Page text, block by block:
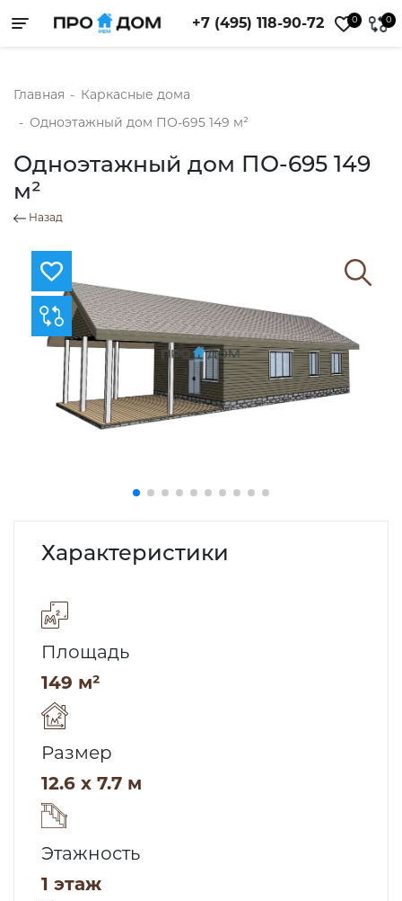
Toggle navigation +7 (495) 118-90-72 0 0
Главная - Каркасные дома
- Одноэтажный дом ПО-695 149 м²
Одноэтажный дом ПО-695 149
м²
Назад
Характеристики
Площадь
149 м²
Размер
12.6 x 7.7 м
Этажность
1 этаж